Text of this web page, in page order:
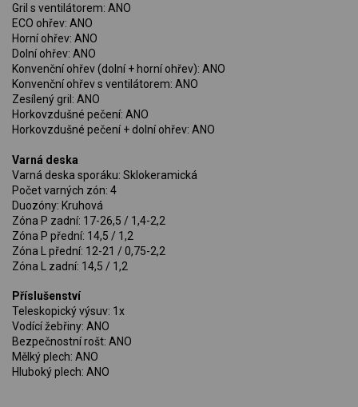
Gril s ventilátorem: ANO
ECO ohřev: ANO
Horní ohřev: ANO
Dolní ohřev: ANO
Konvenční ohřev (dolní + horní ohřev): ANO
Konvenční ohřev s ventilátorem: ANO
Zesílený gril: ANO
Horkovzdušné pečení: ANO
Horkovzdušné pečení + dolní ohřev: ANO
Varná deska
Varná deska sporáku: Sklokeramická
Počet varných zón: 4
Duozóny: Kruhová
Zóna P zadní: 17-26,5 / 1,4-2,2
Zóna P přední: 14,5 / 1,2
Zóna L přední: 12-21 / 0,75-2,2
Zóna L zadní: 14,5 / 1,2
Příslušenství
Teleskopický výsuv: 1x
Vodící žebřiny: ANO
Bezpečnostní rošt: ANO
Mělký plech: ANO
Hluboký plech: ANO